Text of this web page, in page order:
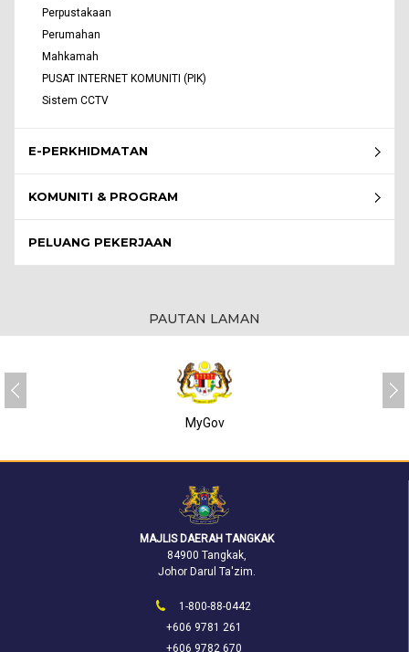
Perpustakaan
Perumahan
Mahkamah
PUSAT INTERNET KOMUNITI (PIK)
Sistem CCTV
E-PERKHIDMATAN
KOMUNITI & PROGRAM
PELUANG PEKERJAAN
PAUTAN LAMAN
MyGov
MAJLIS DAERAH TANGKAK
84900 Tangkak,
Johor Darul Ta'zim.
1-800-88-0442
+606 9781 261
+606 9782 670